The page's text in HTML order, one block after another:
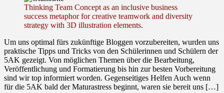
Bloggen
Thinking Team Concept as an inclusive business
success metaphor for creative teamwork and diversity
strategy with 3D illustration elements.
Um uns optimal fürs zukünftige Bloggen vorzubereiten, wurden uns
praktische Tipps und Tricks von den Schülerinnen und Schülern der
5AK gezeigt. Von möglichen Themen über die Bearbeitung,
Veröffentlichung und Formatierung bis hin zur besten Vorbereitung
sind wir top informiert worden. Gegenseitiges Helfen Auch wenn
für die 5AK bald der Maturastress beginnt, waren sie bereit uns […]